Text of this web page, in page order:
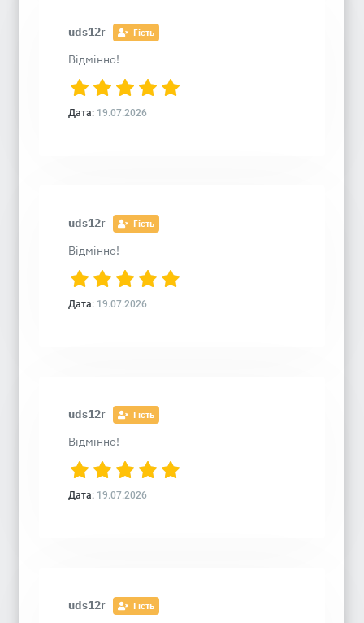
uds12r Гість
Відмінно!
Дата: 19.07.2026
uds12r Гість
Відмінно!
Дата: 19.07.2026
uds12r Гість
Відмінно!
Дата: 19.07.2026
uds12r Гість